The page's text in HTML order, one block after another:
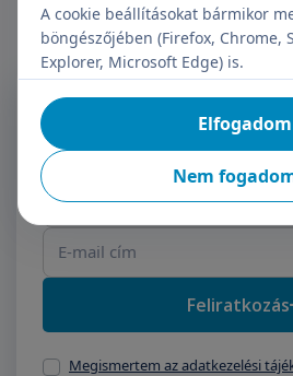
Feliratkozás a
Hírlevélre
Név
E-mail cím
Feliratkozás
Megismertem az adatkezelési
A cookie beállításokat bármikor
böngészőjében (Firefox, Chrome,
Explorer, Microsoft Edge) is.
Nem
Elfogadom